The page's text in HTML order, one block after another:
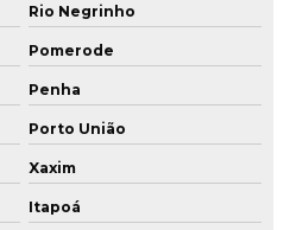
Rio Negrinho
Pomerode
Penha
Porto União
Xaxim
Itapoá